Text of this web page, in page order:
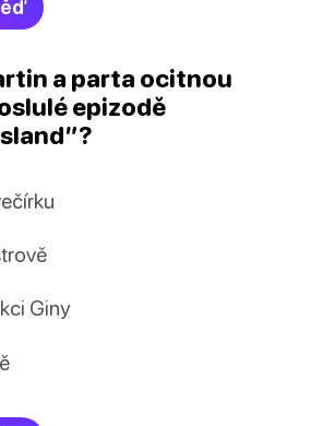
a parta ocitnou
epizodě
Giny